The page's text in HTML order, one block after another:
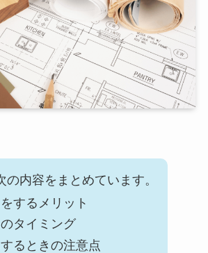
の内容をまとめています。
するメリット
タイミング
るときの注意点